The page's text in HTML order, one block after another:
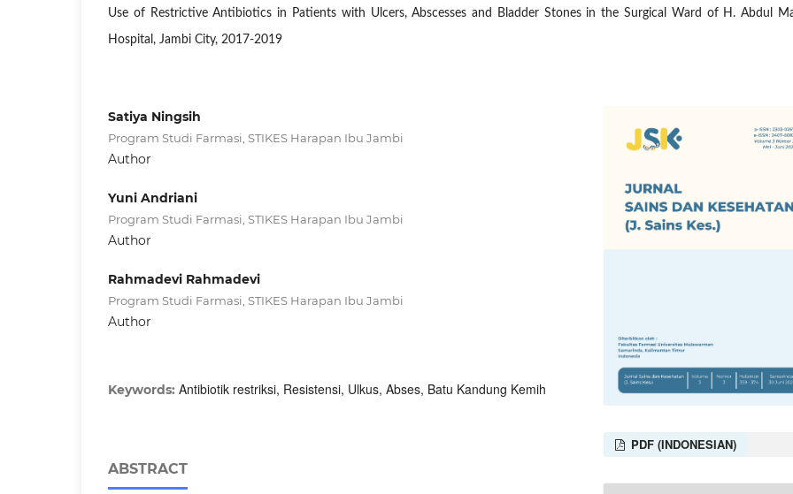
Use of Restrictive Antibiotics in Patients with Ulcers, Abscesses and Bladder Stones in the Surgical Ward of H. Abdul
Hospital, Jambi City, 2017-2019
Satiya Ningsih
Program Studi Farmasi, STIKES Harapan Ibu Jambi
Author
Yuni Andriani
Program Studi Farmasi, STIKES Harapan Ibu Jambi
Author
Rahmadevi Rahmadevi
Program Studi Farmasi, STIKES Harapan Ibu Jambi
Author
Keywords: Antibiotik restriksi, Resistensi, Ulkus, Abses, Batu Kandung Kemih
ABSTRACT
PDF (INDONESIAN)